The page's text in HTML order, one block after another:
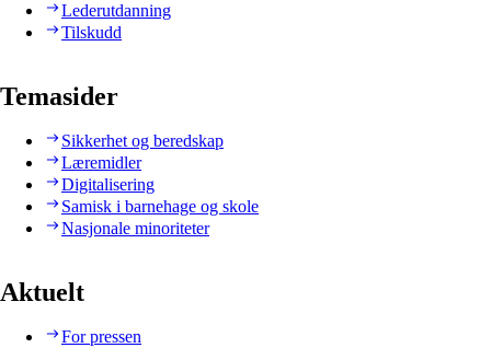
Lederutdanning
Tilskudd
Temasider
Sikkerhet og beredskap
Læremidler
Digitalisering
Samisk i barnehage og skole
Nasjonale minoriteter
Aktuelt
For pressen